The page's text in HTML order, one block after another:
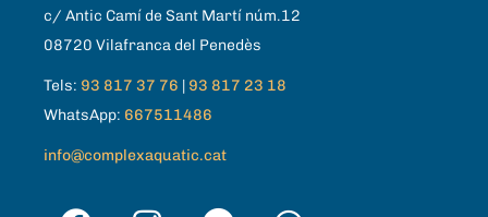
c/ Antic Camí de Sant Martí núm.12
08720 Vilafranca del Penedès
Tels: 93 817 37 76 | 93 817 23 18
WhatsApp: 667511486
info@complexaquatic.cat